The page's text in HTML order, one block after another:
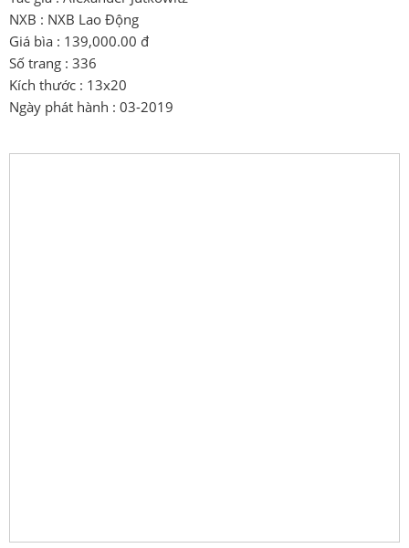
NXB : NXB Lao Động
Giá bìa : 139,000.00 đ
Số trang : 336
Kích thước : 13x20
Ngày phát hành : 03-2019